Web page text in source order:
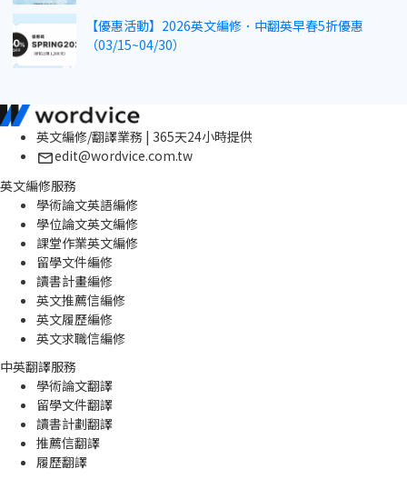
【優惠活動】2026英文編修．中翻英早春5折優惠
（03/15~04/30）
英文編修/翻譯業務 | 365天24小時提供
edit@wordvice.com.tw
英文編修服務
學術論文英語編修
學位論文英文編修
課堂作業英文編修
留學文件編修
讀書計畫編修
英文推薦信編修
英文履歷編修
英文求職信編修
中英翻譯服務
學術論文翻譯
留學文件翻譯
讀書計劃翻譯
推薦信翻譯
履歷翻譯